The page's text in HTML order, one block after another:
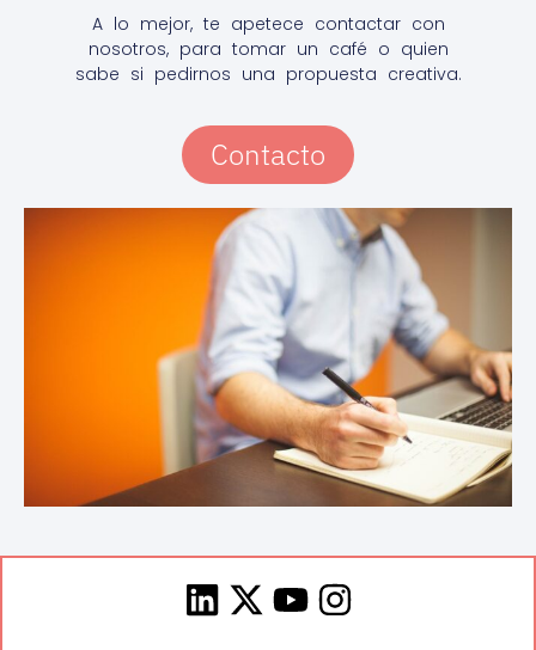
A lo mejor, te apetece contactar con
nosotros, para tomar un café o quien
sabe si pedirnos una propuesta creativa.
Contacto